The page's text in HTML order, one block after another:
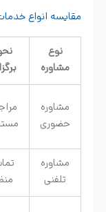
مقایسه انواع
نوع
مشاوره
مشاوره
حضوری
مشاوره
تلفنی